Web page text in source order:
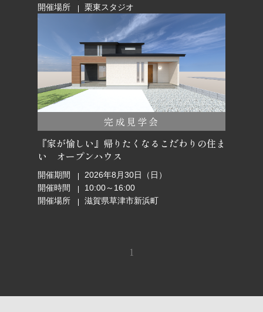
開催場所
栗東スタジオ
完成見学会
『家が愉しい』帰りたくなるこだわりの住ま
い オープンハウス
開催期間
2026年8月30日（日）
開催時間
10:00～16:00
開催場所
滋賀県草津市新浜町
1